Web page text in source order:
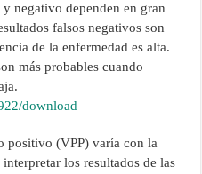
negativo dependen en gran
falsos negativos son
de la enfermedad es alta.
más probables cuando
download
positivo (VPP) varía con la
los resultados de las